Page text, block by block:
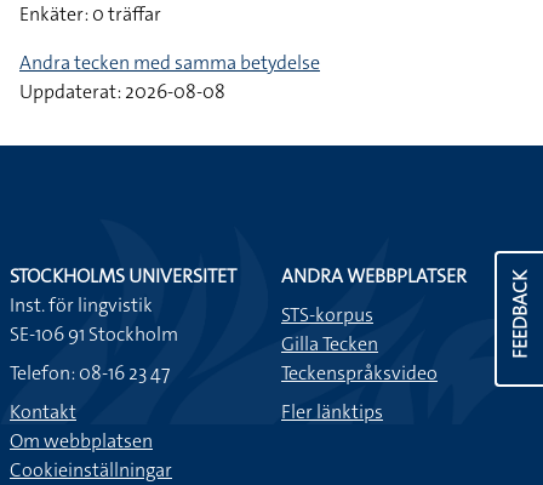
Enkäter: 0 träffar
Andra tecken med samma betydelse
Uppdaterat: 2026-08-08
FEEDBACK
STOCKHOLMS UNIVERSITET
Inst. för lingvistik
SE-106 91 Stockholm
Telefon: 08-16 23 47
Kontakt
Om webbplatsen
Cookieinställningar
ANDRA WEBBPLATSER
STS-korpus
Gilla Tecken
Teckenspråksvideo
Fler länktips